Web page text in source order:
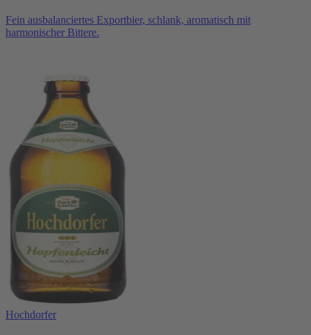
Fein ausbalanciertes Exportbier, schlank, aromatisch mit
harmonischer Bittere.
Hochdorfer